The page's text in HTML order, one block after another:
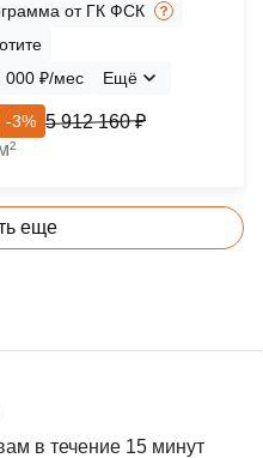
от ГК ФСК
000 ₽/мес
Ещё
-3% 5 912 160 ₽
еще
в течение 15 минут